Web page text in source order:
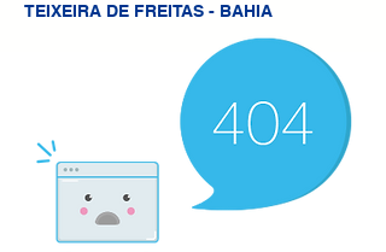
TEIXEIRA DE FREITAS - BAHIA